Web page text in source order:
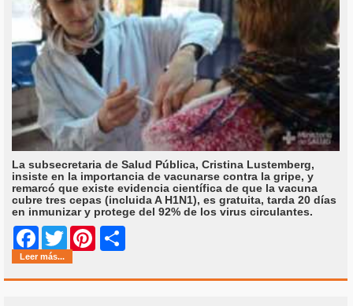
La subsecretaria de Salud Pública, Cristina Lustemberg,
insiste en la importancia de vacunarse contra la gripe, y
remarcó que existe evidencia científica de que la vacuna
cubre tres cepas (incluida A H1N1), es gratuita, tarda 20 días
en inmunizar y protege del 92% de los virus circulantes.
Facebook
Twitter Pinterest
Leer más...